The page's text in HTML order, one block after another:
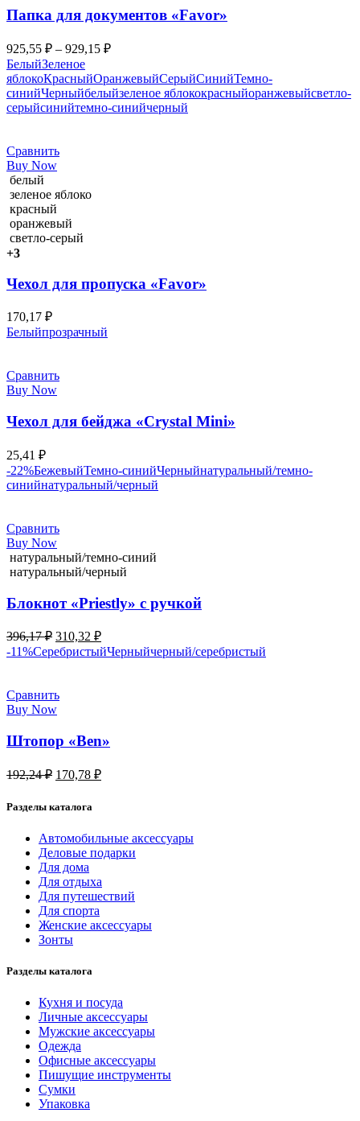
Папка для документов «Favor»
925,55 ₽ – 929,15 ₽
БелыйЗеленое
яблокоКрасныйОранжевыйСерыйСинийТемно-
синийЧерныйбелыйзеленое яблококрасныйоранжевыйсветло-
серыйсинийтемно-синийчерный
Сравнить
Buy Now
белый
зеленое яблоко
красный
оранжевый
светло-серый
+3
Чехол для пропуска «Favor»
170,17 ₽
Белыйпрозрачный
Сравнить
Buy Now
Чехол для бейджа «Crystal Mini»
25,41 ₽
-22%БежевыйТемно-синийЧерныйнатуральный/темно-
синийнатуральный/черный
Сравнить
Buy Now
натуральный/темно-синий
натуральный/черный
Блокнот «Priestly» с ручкой
396,17₽ 310,32 ₽
-11%СеребристыйЧерныйчерный/серебристый
Сравнить
Buy Now
Штопор «Ben»
192,24₽ 170,78 ₽
Разделы каталога
Автомобильные аксессуары
Деловые подарки
Для дома
Для отдыха
Для путешествий
Для спорта
Женские аксессуары
Зонты
Разделы каталога
Кухня и посуда
Личные аксессуары
Мужские аксессуары
Одежда
Офисные аксессуары
Пишущие инструменты
Сумки
Упаковка